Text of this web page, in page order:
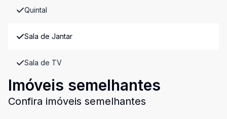
Quintal
Sala de Jantar
Sala de TV
Imóveis semelhantes
Confira imóveis semelhantes